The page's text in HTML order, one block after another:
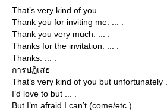
That’s very kind of you. ... .
Thank you for inviting me. ... .
Thank you very much. ... .
Thanks for the invitation. ... .
Thanks. ... .
การปฏิเสธ
That’s very kind of you but unfortunately
I’d love to but ... .
But I’m afraid I can’t (come/etc.).